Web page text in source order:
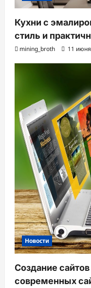
Кухни с
стиль и
mining_broth 11
Новости
Создание
современных